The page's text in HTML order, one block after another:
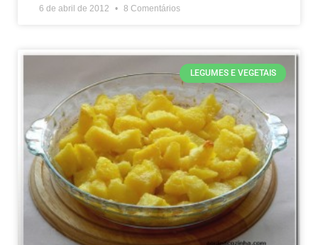
6 de abril de 2012 8 Comentários
LEGUMES E VEGETAIS